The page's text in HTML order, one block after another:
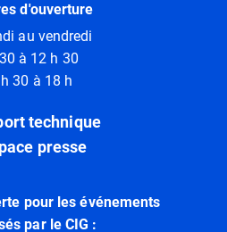
d'ouverture
au vendredi
à 12 h 30
30 à 18 h
technique
presse
pour les événements
par le CIG :